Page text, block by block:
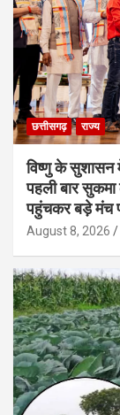
छत्तीसगढ़ राज्य
विष्णु के सुशासन
पहली बार सुकमा
पहुंचकर बड़े मंच
August 8, 2026